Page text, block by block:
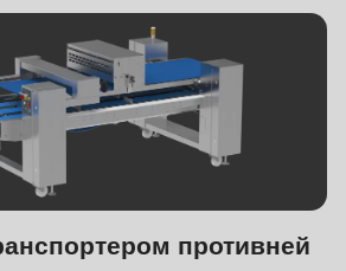
противней